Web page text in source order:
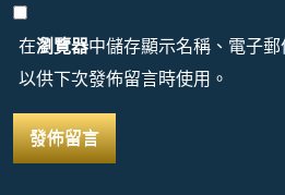
在瀏覽器中儲存顯示名稱、電子
以供下次發佈留言時使用。